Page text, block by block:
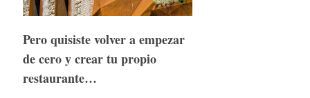
Pero quisiste volver a empezar
de cero y crear tu propio
restaurante…